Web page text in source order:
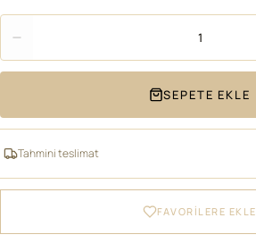
1
SEPETE EKLE
Tahmini teslimat
FAVORİLERE EKLE